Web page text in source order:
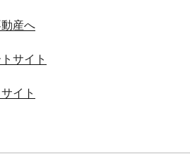
産へ
サイト
イト